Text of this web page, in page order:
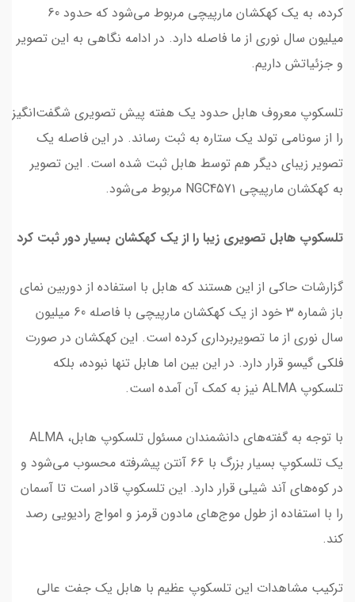
کرده، به یک کهکشان مارپیچی مربوط می‌شود که حدود 60
میلیون سال نوری از ما فاصله دارد. در ادامه نگاهی به این تصویر
و جزئیاتش داریم.
تلسکوپ معروف هابل حدود یک هفته پیش تصویری شگفت‌انگیز
را از سونامی تولد یک ستاره به ثبت رساند. در این فاصله یک
تصویر زیبای دیگر هم توسط هابل ثبت شده است. این تصویر
به کهکشان مارپیچی NGC4571 مربوط می‌شود.
تلسکوپ هابل تصویری زیبا را از یک کهکشان بسیار دور ثبت کرد
گزارشات حاکی از این هستند که هابل با استفاده از دوربین نمای
باز شماره 3 خود از یک کهکشان مارپیچی با فاصله 60 میلیون
سال نوری از ما تصویربرداری کرده است. این کهکشان در صورت
فلکی گیسو قرار دارد. در این بین اما هابل تنها نبوده، بلکه
تلسکوپ ALMA نیز به کمک آن آمده است.
با توجه به گفته‌های دانشمندان مسئول تلسکوپ هابل، ALMA
یک تلسکوپ بسیار بزرگ با 66 آنتن پیشرفته محسوب می‌شود و
در کوه‌های آند شیلی قرار دارد. این تلسکوپ قادر است تا آسمان
را با استفاده از طول موج‌های مادون قرمز و امواج رادیویی رصد
کند.
ترکیب مشاهدات این تلسکوپ عظیم با هابل یک جفت عالی